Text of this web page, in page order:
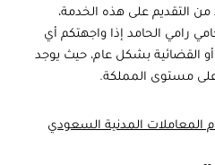
التقديم على هذه الخدمة،
رامي الحامد إذا واجهتكم أي
أو القضائية بشكل عام، حيث يوجد
مستوى المملكة.
المعاملات المدنية السعودي